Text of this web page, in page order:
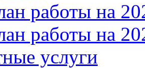
работы на
работы на
услуги